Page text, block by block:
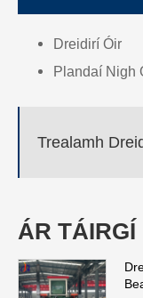
Dreidirí Óir
Plandaí Nigh
Trealamh
ÁR TÁIRGÍ